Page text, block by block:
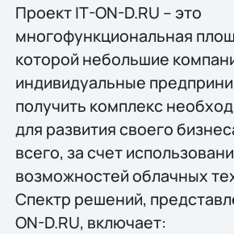
Проект IT-ON-D.RU – это
многофункциональная
которой небольшие
индивидуальные
получить комплекс
для развития своего
всего, за счет
возможностей облачных
Спектр решений,
ON-D.RU, включает: